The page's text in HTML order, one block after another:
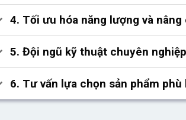
4. Tối ưu hóa năng lượng và
5. Đội ngũ kỹ thuật chuyên nghiệp
6. Tư vấn lựa chọn sản phẩm phù